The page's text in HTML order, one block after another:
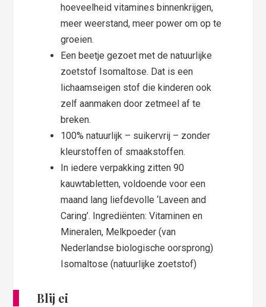
hoeveelheid vitamines binnenkrijgen,
meer weerstand, meer power om op te
groeien.
Een beetje gezoet met de natuurlijke
zoetstof Isomaltose. Dat is een
lichaamseigen stof die kinderen ook
zelf aanmaken door zetmeel af te
breken.
100% natuurlijk – suikervrij – zonder
kleurstoffen of smaakstoffen.
In iedere verpakking zitten 90
kauwtabletten, voldoende voor een
maand lang liefdevolle ‘Laveen and
Caring’. Ingrediënten: Vitaminen en
Mineralen, Melkpoeder (van
Nederlandse biologische oorsprong)
Isomaltose (natuurlijke zoetstof)
Blij ei